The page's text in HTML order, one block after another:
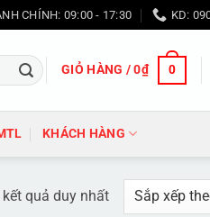
CHÍNH: 09:00 - 17:30 KD:
GIỎ HÀNG /0₫ 0
KHÁCH HÀNG
quả duy nhất